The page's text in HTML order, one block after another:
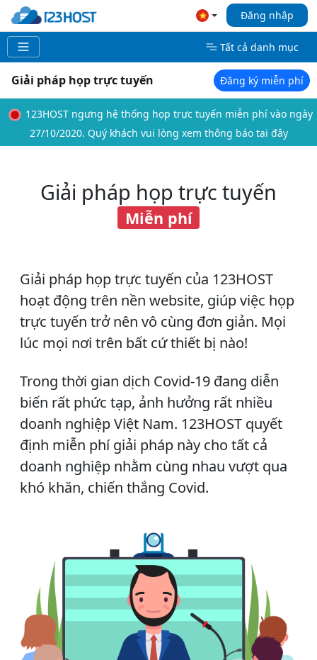
Đăng nhập
Tất cả danh mục
Giải pháp họp trực tuyến Đăng ký miễn phí
123HOST ngưng hệ thống họp trực tuyến miễn phí vào ngày
27/10/2020. Quý khách vui lòng xem thông báo tại đây
Giải pháp họp trực tuyến
Miễn phí
Giải pháp họp trực tuyến của 123HOST
hoạt động trên nền website, giúp việc họp
trực tuyến trở nên vô cùng đơn giản. Mọi
lúc mọi nơi trên bất cứ thiết bị nào!
Trong thời gian dịch Covid-19 đang diễn
biến rất phức tạp, ảnh hưởng rất nhiều
doanh nghiệp Việt Nam. 123HOST quyết
định miễn phí giải pháp này cho tất cả
doanh nghiệp nhằm cùng nhau vượt qua
khó khăn, chiến thắng Covid.